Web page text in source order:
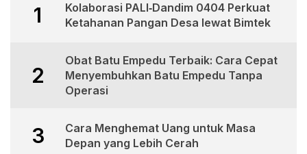
1
Kolaborasi PALI‑Dandim 0404 Perkuat
Ketahanan Pangan Desa lewat Bimtek
2
Obat Batu Empedu Terbaik: Cara Cepat
Menyembuhkan Batu Empedu Tanpa
Operasi
3
Cara Menghemat Uang untuk Masa
Depan yang Lebih Cerah